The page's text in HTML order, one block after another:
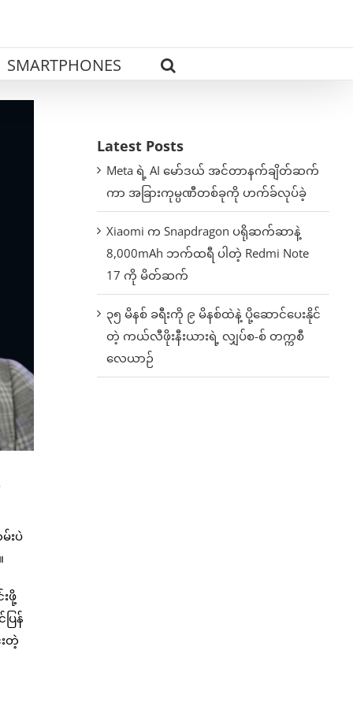
SMARTPHONES
းပဲ
ဖို့
ြန်
တဲ့
Latest Posts
Meta ရဲ့ AI မော်ဒယ် အင်တာနက်ချိတ်ဆက်
ကာ အခြားကုမ္ပဏီတစ်ခုကို ဟက်ခ်လုပ်ခဲ့
Xiaomi က Snapdragon ပရိုဆက်ဆာနဲ့
8,000mAh ဘက်ထရီ ပါတဲ့ Redmi Note
17 ကို မိတ်ဆက်
၃၅ မိနစ် ခရီးကို ၉ မိနစ်ထဲနဲ့ ပို့ဆောင်ပေးနိုင်
တဲ့ ကယ်လီဖိုးနီးယားရဲ့ လျှပ်စ-စ် တက္ကစီ
လေယာဉ်